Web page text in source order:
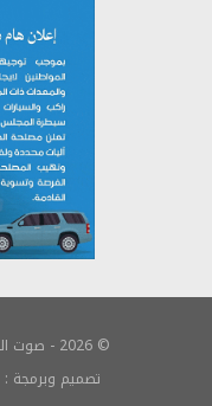
© 2026 - صوت الشعب 97.1. حقوق النسخ محفوظة.
تصميم وبرمجة :